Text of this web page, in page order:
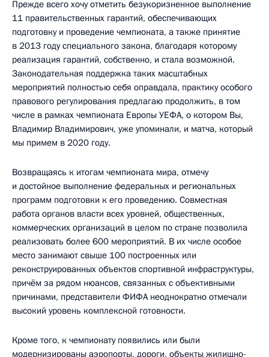
Прежде всего хочу отметить безукоризненное выполнение
11 правительственных гарантий, обеспечивающих
подготовку и проведение чемпионата, а также принятие
в 2013 году специального закона, благодаря которому
реализация гарантий, собственно, и стала возможной.
Законодательная поддержка таких масштабных
мероприятий полностью себя оправдала, практику особого
правового регулирования предлагаю продолжить, в том
числе в рамках чемпионата Европы УЕФА, о котором Вы,
Владимир Владимирович, уже упоминали, и матча, который
мы примем в 2020 году.
Возвращаясь к итогам чемпионата мира, отмечу
и достойное выполнение федеральных и региональных
программ подготовки к его проведению. Совместная
работа органов власти всех уровней, общественных,
коммерческих организаций в целом по стране позволила
реализовать более 600 мероприятий. В их числе особое
место занимают свыше 100 построенных или
реконструированных объектов спортивной инфраструктуры,
причём за рядом нюансов, связанных с объективными
причинами, представители ФИФА неоднократно отмечали
высокий уровень комплексной готовности.
Кроме того, к чемпионату появились или были
модернизированы аэропорты, дороги, объекты жилищно-